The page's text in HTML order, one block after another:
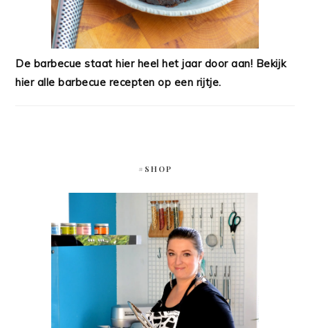
De barbecue staat hier heel het jaar door aan! Bekijk
hier alle barbecue recepten op een rijtje.
#SHOP